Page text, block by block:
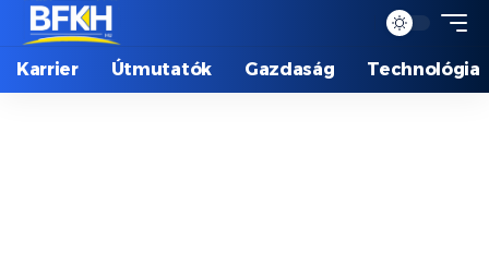
Karrier Útmutatók Gazdaság Technológia